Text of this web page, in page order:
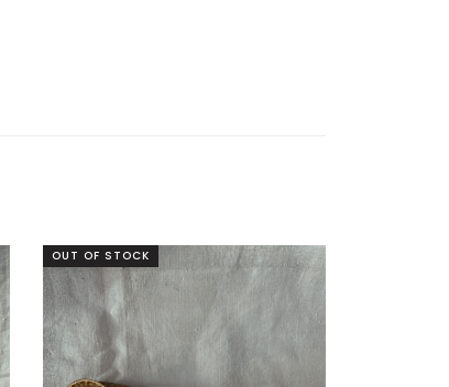
OUT OF STOCK